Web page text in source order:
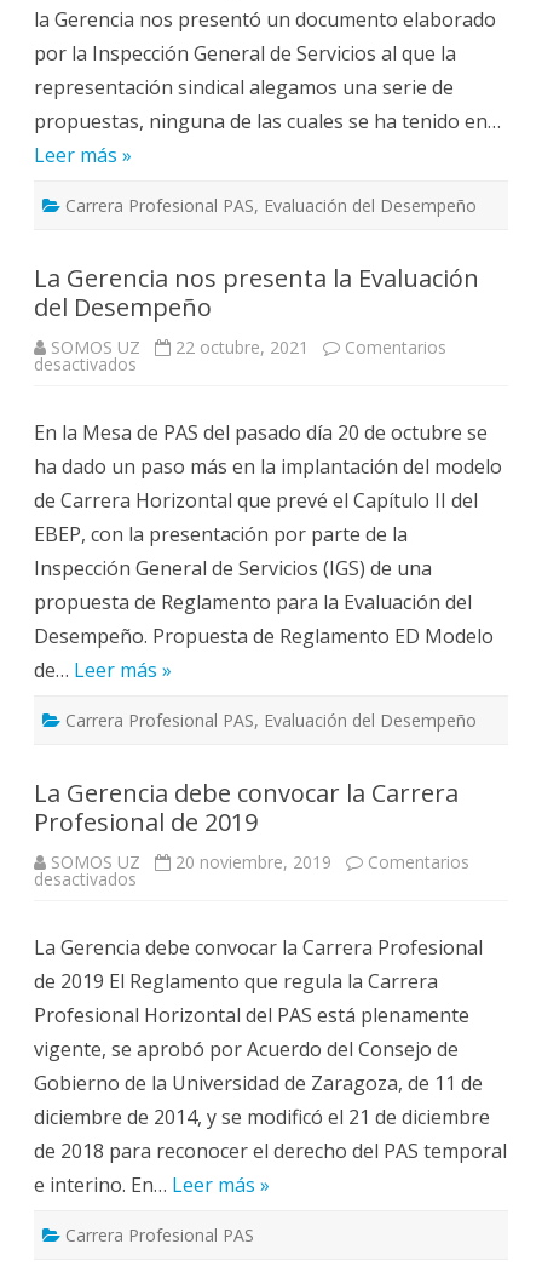
la Gerencia nos presentó un documento elaborado
por la Inspección General de Servicios al que la
representación sindical alegamos una serie de
propuestas, ninguna de las cuales se ha tenido en…
Leer más »
Carrera Profesional PAS, Evaluación del Desempeño
La Gerencia nos presenta la Evaluación
del Desempeño
SOMOS UZ 22 octubre, 2021 Comentarios
desactivados
presenta
la
Evaluación
del
Desempeño
En la Mesa de PAS del pasado día 20 de octubre se
ha dado un paso más en la implantación del modelo
de Carrera Horizontal que prevé el Capítulo II del
EBEP, con la presentación por parte de la
Inspección General de Servicios (IGS) de una
propuesta de Reglamento para la Evaluación del
Desempeño. Propuesta de Reglamento ED Modelo
de… Leer más »
Carrera Profesional PAS, Evaluación del Desempeño
La Gerencia debe convocar la Carrera
Profesional de 2019
SOMOS UZ 20 noviembre, 2019 Comentarios
desactivados
convocar
la
Carrera
Profesional
de
2019
La Gerencia debe convocar la Carrera Profesional
de 2019 El Reglamento que regula la Carrera
Profesional Horizontal del PAS está plenamente
vigente, se aprobó por Acuerdo del Consejo de
Gobierno de la Universidad de Zaragoza, de 11 de
diciembre de 2014, y se modificó el 21 de diciembre
de 2018 para reconocer el derecho del PAS temporal
e interino. En… Leer más »
Carrera Profesional PAS